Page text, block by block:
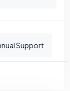
Support